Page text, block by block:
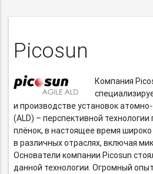
Picosun
Компания
и производстве установок
(ALD) – перспективной технологии
плёнок, в настоящее время
в различных отраслях, включая
Основатели компании Picosun
данной технологии. Огромный